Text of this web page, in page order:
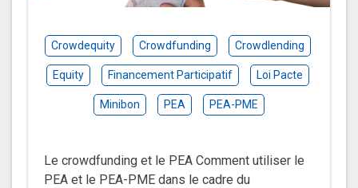
Crowdequity Crowdfunding Crowdlending
Equity Financement Participatif Loi Pacte
Minibon PEA PEA-PME
Le crowdfunding et le PEA Comment utiliser le
PEA et le PEA-PME dans le cadre du